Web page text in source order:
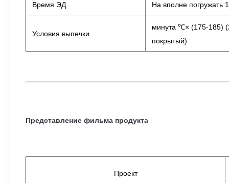
Время ЭД На вполне погружать
Условия выпечки
минута ℃× (175-185)
покрытый)
Представление фильма продукта
Проект